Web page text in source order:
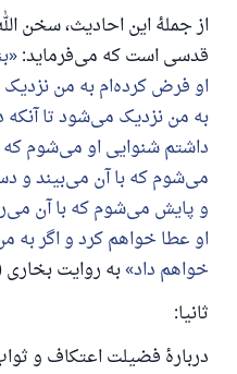
از جملهٔ این احادیث، سخن
قدسی است که می‌فرماید:
او فرض کرده‌ام به من نزدیک
به من نزدیک می‌شود تا
داشتم شنوایی او می‌شوم
می‌شوم که با آن می‌بیند و
و پایش می‌شوم که با آن
او عطا خواهم کرد و اگر به
خواهم داد به روایت بخاری
ثانیا:
دربارهٔ فضیلت اعتکاف و